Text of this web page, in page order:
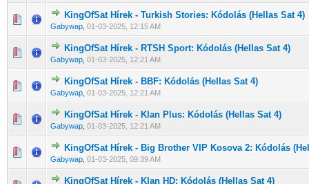
KingOfSat Hírek - Turkish Stories: Kódolás (Hellas Sat 4)
Gabywap 01-03-2025, 12:15 AM
0 Szavazat - 0 / 5 átlagban
1 2345
KingOfSat Hírek - RTSH Sport: Kódolás (Hellas Sat 4)
Gabywap 01-03-2025, 12:21 AM
0 Szavazat - 0 / 5 átlagban
123 45
KingOfSat Hírek - BBF: Kódolás (Hellas Sat 4)
Gabywap 01-03-2025, 12:21 AM
0 Szavazat - 0 / 5 átlagban
12345
KingOfSat Hírek - Klan Plus: Kódolás (Hellas Sat 4)
Gabywap 01-03-2025, 12:21 AM
0 Szavazat - 0 / 5 átlagban
12 3 45
KingOfSat Hírek - Big Brother VIP Kosova 2: Kódolás
Gabywap 01-03-2025, 09:39 AM
0 Szavazat - 0 / 5 átlagban
1 2345
KingOfSat Hírek - Klan HD: Kódolás (Hellas Sat 4)